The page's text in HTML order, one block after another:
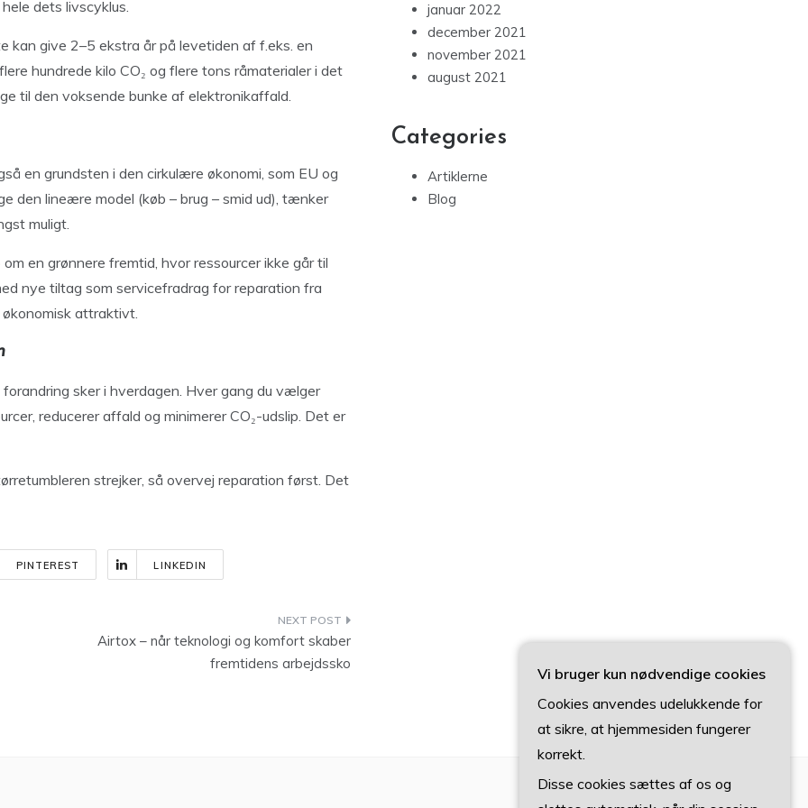
dets livscyklus.
kan give 2–5 ekstra år på levetiden af f.eks. en
hundrede kilo CO₂ og flere tons råmaterialer i det
til den voksende bunke af elektronikaffald.
en grundsten i den cirkulære økonomi, som EU og
den lineære model (køb – brug – smid ud), tænker
muligt.
en grønnere fremtid, hvor ressourcer ikke går til
nye tiltag som servicefradrag for reparation fra
attraktivt.
sker i hverdagen. Hver gang du vælger
reducerer affald og minimerer CO₂-udslip. Det er
strejker, så overvej reparation først. Det
PINTEREST LINKEDIN
Airtox – når teknologi og komfort skaber
fremtidens arbejdssko
januar 2022
december 2021
november 2021
august 2021
Categories
Artiklerne
Blog
Vi bruger kun nødvendige cookies
Cookies anvendes udelukkende for
at sikre, at hjemmesiden fungerer
korrekt.
Disse cookies sættes af os og